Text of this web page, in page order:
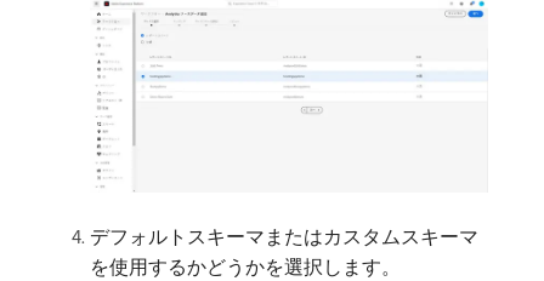
デフォルトスキーマまたはカスタムスキーマ
を使用するかどうかを選択します。